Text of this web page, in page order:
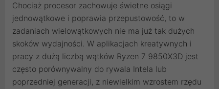
Chociaż procesor zachowuje świetne osiągi
jednowątkowe i poprawia przepustowość, to w
zadaniach wielowątkowych nie ma już tak dużych
skoków wydajności. W aplikacjach kreatywnych i
pracy z dużą liczbą wątków Ryzen 7 9850X3D jest
często porównywalny do rywala Intela lub
poprzedniej generacji, z niewielkim wzrostem rzędu